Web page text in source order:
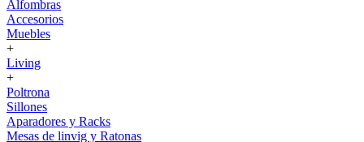
Alfombras
Accesorios
Muebles
+
Living
+
Poltrona
Sillones
Aparadores y Racks
Mesas de linvig y Ratonas